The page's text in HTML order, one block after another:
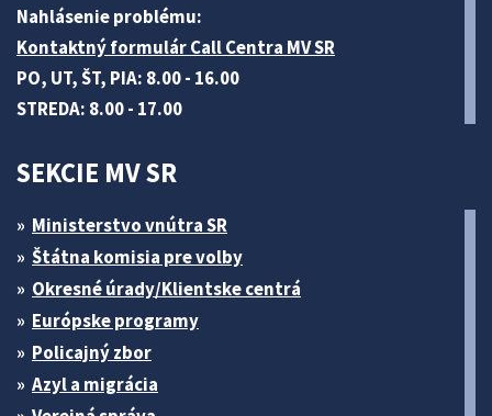
Nahlásenie problému:
Kontaktný formulár Call Centra MV SR
PO, UT, ŠT, PIA: 8.00 - 16.00
STREDA: 8.00 - 17.00
SEKCIE MV SR
Ministerstvo vnútra SR
Štátna komisia pre volby
Okresné úrady/Klientske centrá
Európske programy
Policajný zbor
Azyl a migrácia